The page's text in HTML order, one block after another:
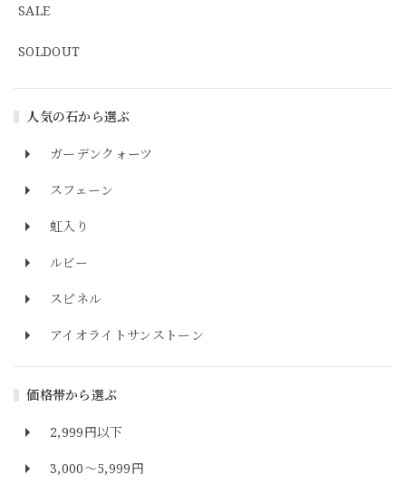
SALE
SOLDOUT
人気の石から選ぶ
ガーデンクォーツ
スフェーン
虹入り
ルビー
スピネル
アイオライトサンストーン
価格帯から選ぶ
2,999円以下
3,000～5,999円